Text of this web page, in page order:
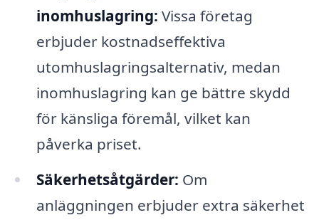
inomhuslagring: Vissa företag
erbjuder kostnadseffektiva
utomhuslagringsalternativ, medan
inomhuslagring kan ge bättre skydd
för känsliga föremål, vilket kan
påverka priset.
Säkerhetsåtgärder: Om
anläggningen erbjuder extra säkerhet